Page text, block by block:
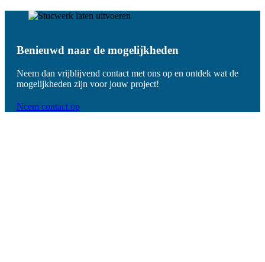
Benieuwd naar de mogelijkheden
Neem dan vrijblijvend contact met ons op en ontdek wat de
mogelijkheden zijn voor jouw project!
Neem contact op